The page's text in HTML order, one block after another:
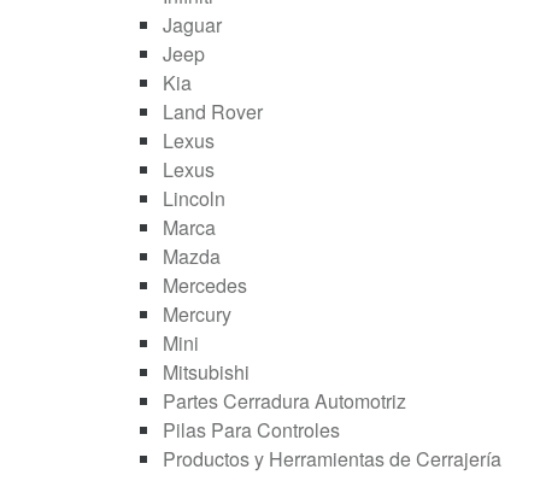
Jaguar
Jeep
Kia
Land Rover
Lexus
Lexus
Lincoln
Marca
Mazda
Mercedes
Mercury
Mini
Mitsubishi
Partes Cerradura Automotriz
Pilas Para Controles
Productos y Herramientas de Cerrajería